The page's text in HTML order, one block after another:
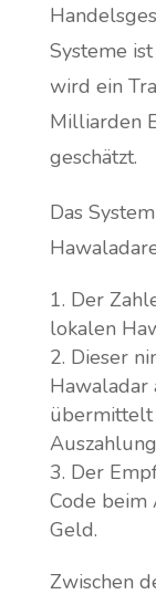
Systeme
wird ein
Milliarden
geschätzt.
Das
Der
lokalen
Dieser
Hawaladar
übermittelt
Der
Code beim
Geld.
Zwischen